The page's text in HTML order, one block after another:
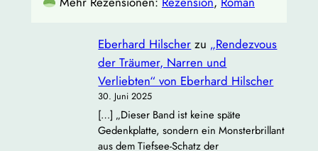
Eberhard Hilscher zu „Rendezvous
der Träumer, Narren und
Verliebten“ von Eberhard Hilscher
30. Juni 2025
[…] „Dieser Band ist keine späte
Gedenkplatte, sondern ein Monsterbrillant
aus dem Tiefsee‐Schatz der